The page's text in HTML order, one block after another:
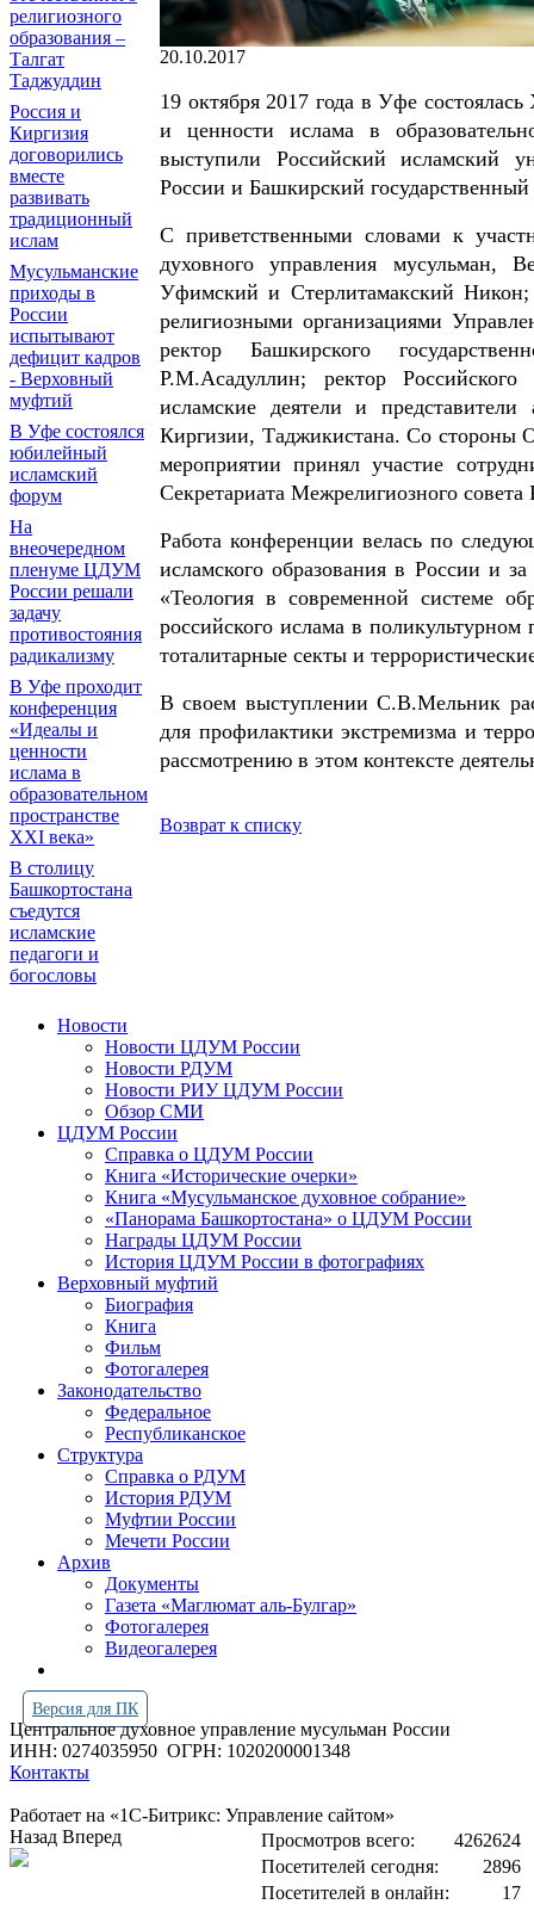
религиозного
образования –
Талгат
Таджуддин
Россия и
Киргизия
договорились
вместе
развивать
традиционный
ислам
Мусульманские
приходы в
России
испытывают
дефицит кадров
- Верховный
муфтий
В Уфе состоялся
юбилейный
исламский
форум
На
внеочередном
пленуме ЦДУМ
России решали
задачу
противостояния
радикализму
В Уфе проходит
конференция
«Идеалы и
ценности
ислама в
образовательном
пространстве
XXI века»
В столицу
Башкортостана
съедутся
исламские
педагоги и
богословы
20.10.2017
19 октября 2017 года в Уфе
и ценности ислама в
выступили Российский исламский
России и Башкирский
С приветственными словами к
духовного управления мусульман,
Уфимский и Стерлитамакский Никон;
религиозными организациями
ректор Башкирского
Р.М.Асадуллин; ректор
исламские деятели и
Киргизии, Таджикистана. Со стороны
мероприятии принял участие
Секретариата Межрелигиозного
Работа конференции велась по
исламского образования в России и
«Теология в современной системе
российского ислама в
тоталитарные секты и
В своем выступлении С.В.Мельник
для профилактики экстремизма и
рассмотрению в этом контексте
Возврат к списку
Новости
Новости ЦДУМ России
Новости РДУМ
Новости РИУ ЦДУМ России
Обзор СМИ
ЦДУМ России
Справка о ЦДУМ России
Книга «Исторические очерки»
Книга «Мусульманское духовное собрание»
«Панорама Башкортостана» о ЦДУМ России
Награды ЦДУМ России
История ЦДУМ России в фотографиях
Верховный муфтий
Биография
Книга
Фильм
Фотогалерея
Законодательство
Федеральное
Республиканское
Структура
Справка о РДУМ
История РДУМ
Муфтии России
Мечети России
Архив
Документы
Газета «Маглюмат аль-Булгар»
Фотогалерея
Видеогалерея
Версия для ПК
Центральное духовное управление мусульман России
ИНН: 0274035950 ОГРН: 1020200001348
Контакты
Работает на «1С-Битрикс: Управление сайтом»
Просмотров всего:
4262624
Посетителей сегодня:
2896
Посетителей в онлайн:
17
Назад Вперед